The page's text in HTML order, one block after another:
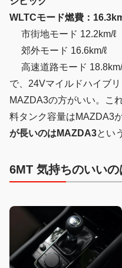
WLTCモード燃費：
市街地モード 12.2km/ℓ
郊外モード 16.6km/ℓ
高速道路モード 18.8km/
で、24Vマイルドハイブ
MAZDA3の方がいい。こ
料タンク容量はMAZDA3
が長いのはMAZDA3とい
6MT 気持ちのいいの